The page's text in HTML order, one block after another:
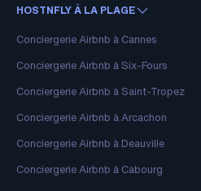
HOSTNFLY À LA PLAGE
Conciergerie Airbnb à Cannes
Conciergerie Airbnb à Six-Fours
Conciergerie Airbnb à Saint-Tropez
Conciergerie Airbnb à Arcachon
Conciergerie Airbnb à Deauville
Conciergerie Airbnb à Cabourg